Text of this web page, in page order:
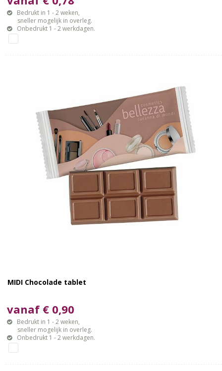
Bedrukt in 1 - 2 weken,
sneller mogelijk in overleg.
Onbedrukt 1 - 2 werkdagen.
MIDI Chocolade tablet
vanaf € 0,90
Bedrukt in 1 - 2 weken,
sneller mogelijk in overleg.
Onbedrukt 1 - 2 werkdagen.